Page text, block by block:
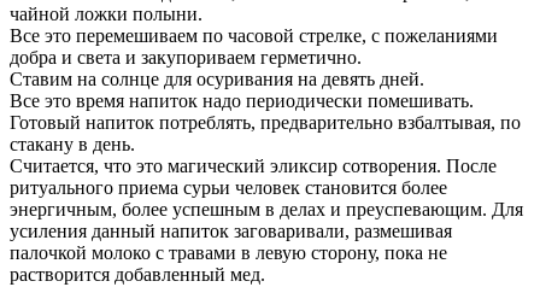
чайной ложки полыни.
Все это перемешиваем по часовой стрелке, с пожеланиями
добра и света и закупориваем герметично.
Ставим на солнце для осуривания на девять дней.
Все это время напиток надо периодически помешивать.
Готовый напиток потреблять, предварительно взбалтывая, по
стакану в день.
Считается, что это магический эликсир сотворения. После
ритуального приема сурьи человек становится более
энергичным, более успешным в делах и преуспевающим. Для
усиления данный напиток заговаривали, размешивая
палочкой молоко с травами в левую сторону, пока не
растворится добавленный мед.